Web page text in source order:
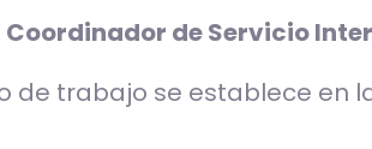
Coordinador de Servicio
trabajo se establece en la